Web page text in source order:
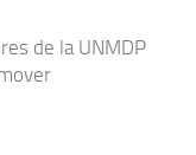
de la UNMDP